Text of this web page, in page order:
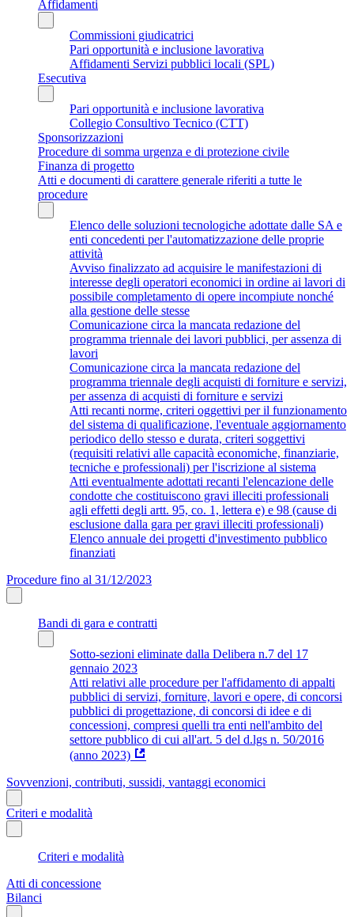
Affidamenti
Commissioni giudicatrici
Pari opportunità e inclusione lavorativa
Affidamenti Servizi pubblici locali (SPL)
Esecutiva
Pari opportunità e inclusione lavorativa
Collegio Consultivo Tecnico (CTT)
Sponsorizzazioni
Procedure di somma urgenza e di protezione civile
Finanza di progetto
Atti e documenti di carattere generale riferiti a tutte le
procedure
Elenco delle soluzioni tecnologiche adottate dalle SA e
enti concedenti per l'automatizzazione delle proprie
attività
Avviso finalizzato ad acquisire le manifestazioni di
interesse degli operatori economici in ordine ai lavori di
possibile completamento di opere incompiute nonché
alla gestione delle stesse
Comunicazione circa la mancata redazione del
programma triennale dei lavori pubblici, per assenza di
lavori
Comunicazione circa la mancata redazione del
programma triennale degli acquisti di forniture e servizi,
per assenza di acquisti di forniture e servizi
Atti recanti norme, criteri oggettivi per il funzionamento
del sistema di qualificazione, l'eventuale aggiornamento
periodico dello stesso e durata, criteri soggettivi
(requisiti relativi alle capacità economiche, finanziarie,
tecniche e professionali) per l'iscrizione al sistema
Atti eventualmente adottati recanti l'elencazione delle
condotte che costituiscono gravi illeciti professionali
agli effetti degli artt. 95, co. 1, lettera e) e 98 (cause di
esclusione dalla gara per gravi illeciti professionali)
Elenco annuale dei progetti d'investimento pubblico
finanziati
Procedure fino al 31/12/2023
Bandi di gara e contratti
Sotto-sezioni eliminate dalla Delibera n.7 del 17
gennaio 2023
Atti relativi alle procedure per l'affidamento di appalti
pubblici di servizi, forniture, lavori e opere, di concorsi
pubblici di progettazione, di concorsi di idee e di
concessioni, compresi quelli tra enti nell'ambito del
settore pubblico di cui all'art. 5 del d.lgs n. 50/2016
(anno 2023)
Sovvenzioni, contributi, sussidi, vantaggi economici
Criteri e modalità
Criteri e modalità
Atti di concessione
Bilanci